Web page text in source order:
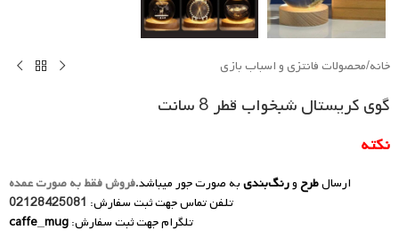
خانه/محصولات فانتزی و اسباب بازی
گوی کریستال شبخواب قطر 8 سانت
نکته
فروش فقط به صورت عمده ارسالطرحورنگ‌بندیبه صورت جور میباشد.
تلفن تماس جهت ثبت سفارش: 02128425081
تلگرام جهت ثبت سفارش:caffe_mug